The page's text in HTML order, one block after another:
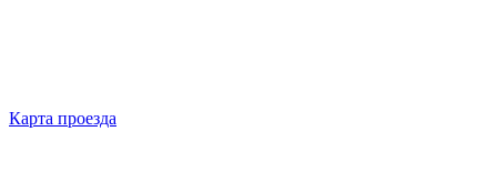
Карта проезда